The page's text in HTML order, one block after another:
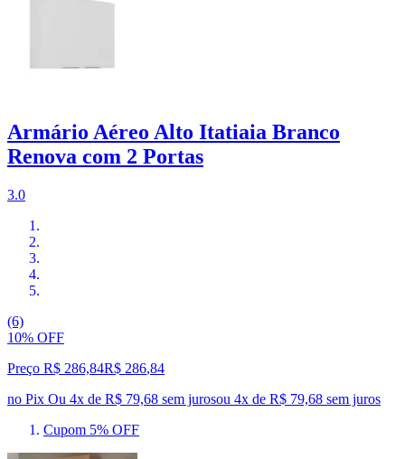
Armário Aéreo Alto Itatiaia Branco
Renova com 2 Portas
3.0
(6)
10% OFF
Preço R$ 286,84R$ 286,84
no Pix Ou 4x de R$ 79,68 sem jurosou 4x de R$ 79,68 sem juros
Cupom 5% OFF